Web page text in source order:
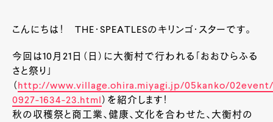
こんにちは！ THE・SPEATLESのキリンゴ・スターです。
今回は10月21日（日）に大衡村で行われる「おおひらふる
さと祭り」
（http://www.village.ohira.miyagi.jp/05kanko/02event/
0927-1634-23.html）を紹介します！
秋の収穫祭と商工業、健康、文化を合わせた、大衡村の